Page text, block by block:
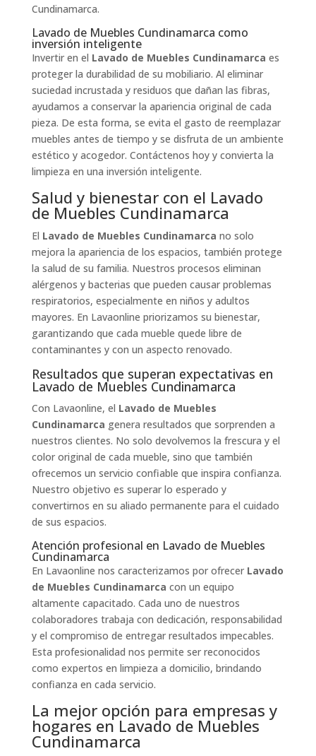
Cundinamarca.
Lavado de Muebles Cundinamarca como
inversión inteligente
Invertir en el Lavado de Muebles Cundinamarca es
proteger la durabilidad de su mobiliario. Al eliminar
suciedad incrustada y residuos que dañan las fibras,
ayudamos a conservar la apariencia original de cada
pieza. De esta forma, se evita el gasto de reemplazar
muebles antes de tiempo y se disfruta de un ambiente
estético y acogedor. Contáctenos hoy y convierta la
limpieza en una inversión inteligente.
Salud y bienestar con el Lavado
de Muebles Cundinamarca
El Lavado de Muebles Cundinamarca no solo
mejora la apariencia de los espacios, también protege
la salud de su familia. Nuestros procesos eliminan
alérgenos y bacterias que pueden causar problemas
respiratorios, especialmente en niños y adultos
mayores. En Lavaonline priorizamos su bienestar,
garantizando que cada mueble quede libre de
contaminantes y con un aspecto renovado.
Resultados que superan expectativas en
Lavado de Muebles Cundinamarca
Con Lavaonline, el Lavado de Muebles
Cundinamarca genera resultados que sorprenden a
nuestros clientes. No solo devolvemos la frescura y el
color original de cada mueble, sino que también
ofrecemos un servicio confiable que inspira confianza.
Nuestro objetivo es superar lo esperado y
convertirnos en su aliado permanente para el cuidado
de sus espacios.
Atención profesional en Lavado de Muebles
Cundinamarca
En Lavaonline nos caracterizamos por ofrecer Lavado
de Muebles Cundinamarca con un equipo
altamente capacitado. Cada uno de nuestros
colaboradores trabaja con dedicación, responsabilidad
y el compromiso de entregar resultados impecables.
Esta profesionalidad nos permite ser reconocidos
como expertos en limpieza a domicilio, brindando
confianza en cada servicio.
La mejor opción para empresas y
hogares en Lavado de Muebles
Cundinamarca